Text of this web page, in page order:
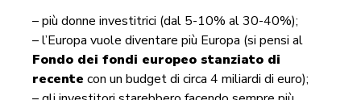
– più donne investitrici (dal 5-10% al 30-40%);
– l’Europa vuole diventare più Europa (si pensi al
Fondo dei fondi europeo stanziato di
recente con un budget di circa 4 miliardi di euro);